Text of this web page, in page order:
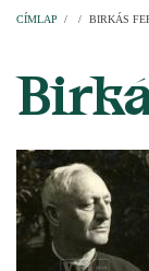
CÍMLAP / / BIRKÁS